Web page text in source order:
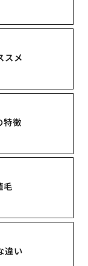
スメ
特徴
毛
違い